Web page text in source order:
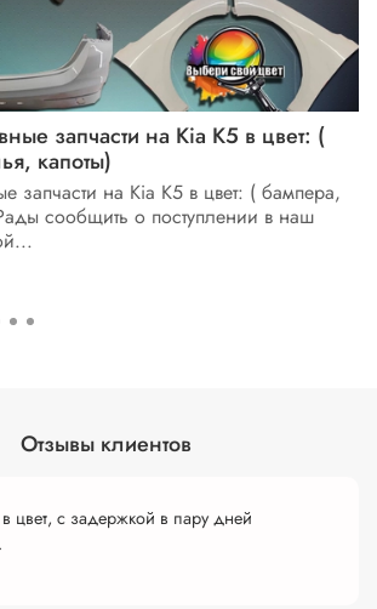
запчасти на Kia K5 в цвет: (
капоты)
запчасти на Kia K5 в цвет: ( бампера,
сообщить о поступлении в наш
Отзывы клиентов
цвет, с задержкой в пару дней